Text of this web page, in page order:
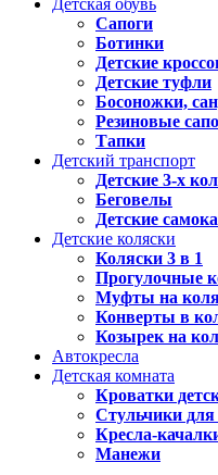
Детская обувь
Сапоги
Ботинки
Детские
Детские туфли
Босоножки,
Резиновые
Тапки
Детский транспорт
Детские 3-х
Беговелы
Детские
Детские коляски
Коляски 3 в 1
Прогулочные
Муфты на
Конверты в
Козырек на
Автокресла
Детская комната
Кроватки
Стульчики
Кресла-
Манежи